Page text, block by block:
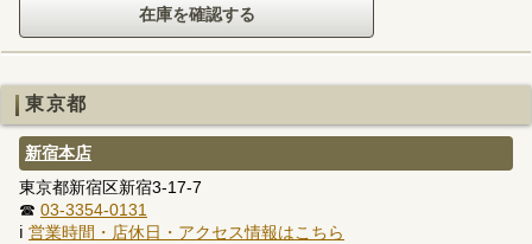
東京都
新宿本店
東京都新宿区新宿3-17-7
☎ 03-3354-0131
ℹ 営業時間・店休日・アクセス情報はこちら